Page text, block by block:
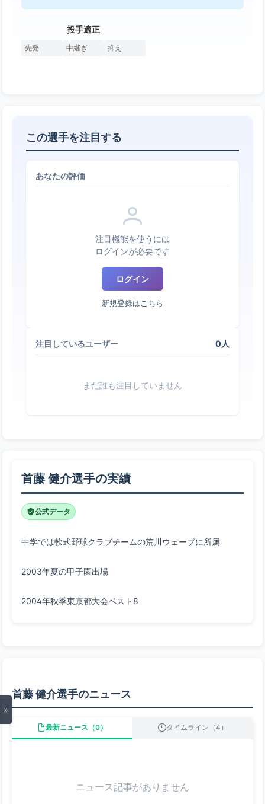
»
投手適正
先発 中継ぎ 抑え
この選手を注目する
あなたの評価
注目機能を使うには
ログインが必要です
ログイン
新規登録はこちら
注目しているユーザー 0人
まだ誰も注目していません
首藤 健介選手の実績
公式データ
2004年秋季東京都大会ベスト8
首藤 健介選手のニュース
最新ニュース（0） タイムライン（4）
ニュース記事がありません